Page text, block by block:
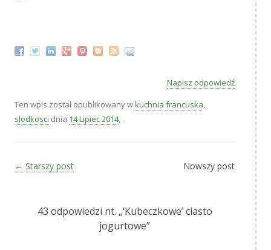
Napisz odpowiedź
Ten wpis został opublikowany wkuchnia francuska,
slodkosci dnia 14 Lipiec 2014, .
Zobacz wpisy
← Starszy post Nowszy post
43 odpowiedzi nt. „‘Kubeczkowe’ ciasto
jogurtowe”